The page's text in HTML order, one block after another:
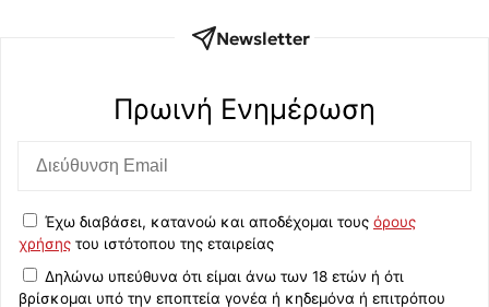
Newsletter
Πρωινή Eνημέρωση
Έχω διαβάσει, κατανοώ και αποδέχομαι τους όρους
χρήσης του ιστότοπου της εταιρείας
Δηλώνω υπεύθυνα ότι είμαι άνω των 18 ετών ή ότι
βρίσκομαι υπό την εποπτεία γονέα ή κηδεμόνα ή επιτρόπου